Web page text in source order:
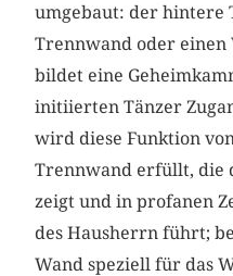
umgebaut: der hintere
Trennwand oder einen
bildet eine
initiierten Tänzer
wird diese Funktion
Trennwand erfüllt, die
zeigt und in profanen
des Hausherrn führt;
Wand speziell für das